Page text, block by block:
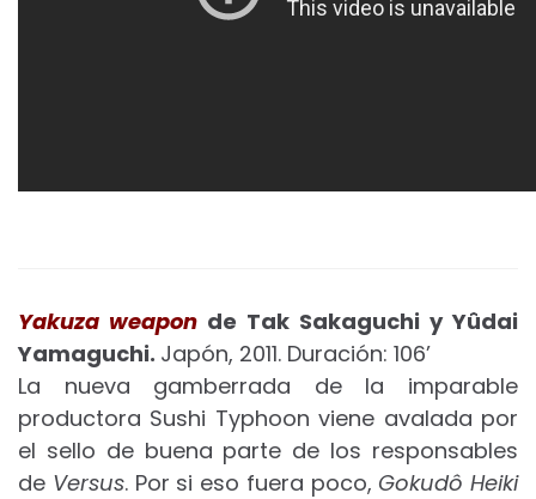
Yakuza weapon de Tak Sakaguchi y Yûdai
Yamaguchi. Japón, 2011. Duración: 106’
La nueva gamberrada de la imparable
productora Sushi Typhoon viene avalada por
el sello de buena parte de los responsables
de Versus. Por si eso fuera poco, Gokudô Heiki